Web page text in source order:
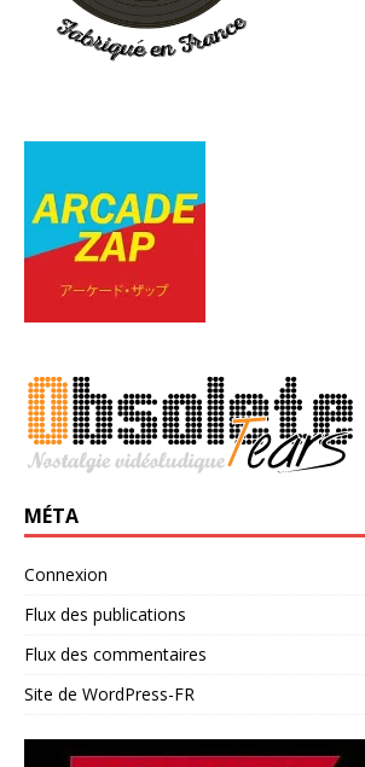
MÉTA
Connexion
Flux des publications
Flux des commentaires
Site de WordPress-FR